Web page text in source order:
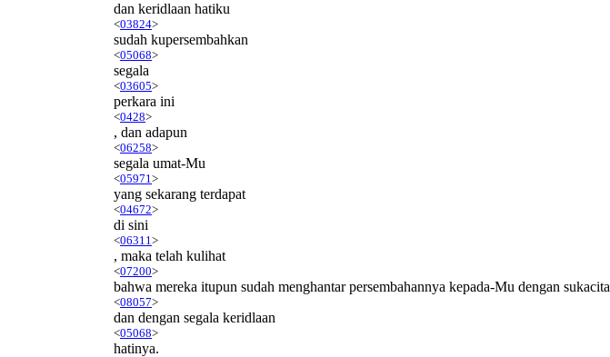
dan keridlaan hatiku
<03824>
sudah kupersembahkan
<05068>
segala
<03605>
perkara ini
<0428>
, dan adapun
<06258>
segala umat-Mu
<05971 >
yang sekarang terdapat
<04672>
di sini
<06311 >
, maka telah kulihat
<07200>
bahwa mereka itupun sudah menghantar persembahannya kepada-Mu dengan sukacita
<08057>
dan dengan segala keridlaan
<05068>
hatinya.